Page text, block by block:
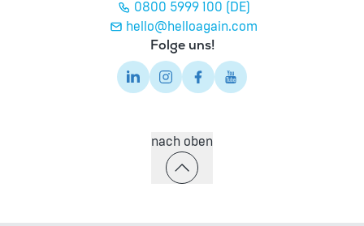
0800 5999 100 (DE)
hello@helloagain.com
Folge uns!
nach oben